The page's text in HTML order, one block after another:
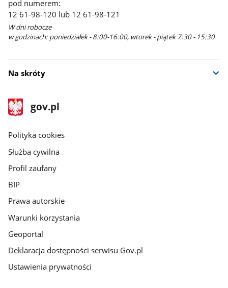
pod numerem:
12 61-98-120 lub 12 61-98-121
W dni robocze
w godzinach: poniedziałek - 8:00-16:00, wtorek - piątek 7:30 - 15:30
Na skróty
stopka
gov.pl
Strona
gov.pl
gov.pl
Polityka cookies
Służba cywilna
Profil zaufany
BIP
Prawa autorskie
Warunki korzystania
Geoportal
Deklaracja dostępności serwisu Gov.pl
Ustawienia prywatności